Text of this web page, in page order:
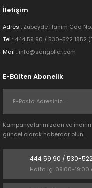
İletişim
Adres : Zübeyde Hanım Cad
Tel : 444 59 90 / 530-522 1852
Mail : info@sarigoller.com
E-Bülten Abonelik
Kampanyalarımızdan ve
güncel olarak haberdar olun.
444 59 90 / 530-522
Hafta İçi 09.00-19:00